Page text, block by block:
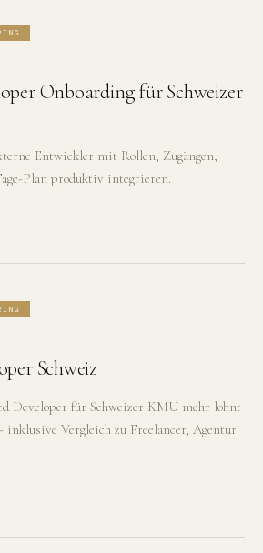
Onboarding für Schweizer
Entwickler mit Rollen, Zugängen,
Plan produktiv integrieren.
Schweiz
Developer für Schweizer KMU mehr lohnt
inklusive Vergleich zu Freelancer, Agentur